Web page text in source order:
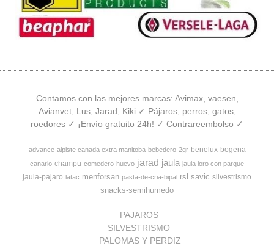
Contamos con las mejores marcas: Avimax, vaesen,
Avianvet, Lus, Jarad, Kiki ✓ Pájaros, perros, gatos,
roedores ✓ ¡Envío gratuito 24h! ✓ Contrareembolso ✓
advance alpiste canada extra manitoba bebedero-2gr benelux bogena
canario champu comedero huevo jarad jaula jaula loro con parque
jaula-pajaro latac menforsan pasta-de-cria-bipal rsl savic silvestrismo
snacks-semihumedo
PAJAROS
SILVESTRISMO
PALOMAS Y PERDIZ